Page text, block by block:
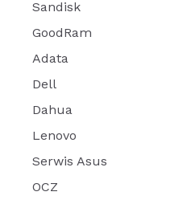
Sandisk
GoodRam
Adata
Dell
Dahua
Lenovo
Serwis Asus
OCZ